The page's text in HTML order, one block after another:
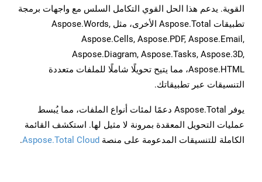
القوية. يدعم هذا الحل القوي التكامل السلس مع واجهات برمجة
تطبيقات Aspose.Total الأخرى، مثل Aspose.Words,
Aspose.Cells, Aspose.PDF, Aspose.Email,
Aspose.Diagram, Aspose.Tasks, Aspose.3D,
Aspose.HTML، مما يتيح تحويلًا شاملًا للملفات متعددة
التنسيقات عبر تطبيقاتك.
يوفر Aspose.Total دعمًا لمئات أنواع الملفات، مما يُبسط
عمليات التحويل المعقدة بمرونة لا مثيل لها. استكشف القائمة
الكاملة للتنسيقات المدعومة على منصة Aspose.Total Cloud
.